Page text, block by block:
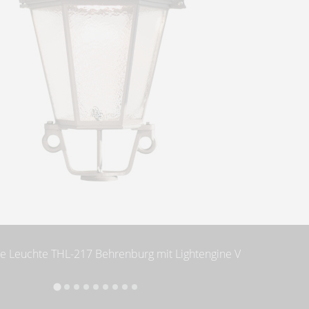
Leuchte THL-217 Behrenburg mit Lightengine V